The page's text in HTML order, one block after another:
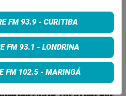
VOLTA AO BRASIL
APÓS 11 ANOS E CONFIRMA SHOW
EM CURITIBA; VEJA DATA E LOCAL
de agosto de 2026
FIGHTERS ESTREIA TURNÊ
FM 93.9 - CURITIBA
FM 93.1 - LONDRINA
FM 102.5 - MARINGÁ